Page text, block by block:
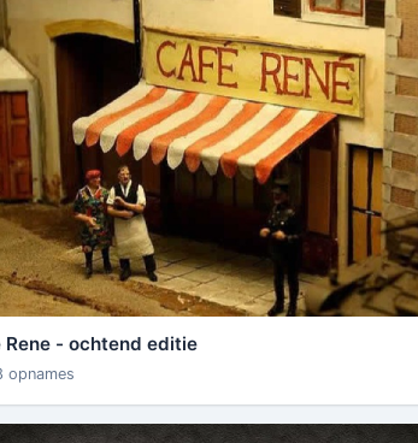
Rene - ochtend editie
opnames